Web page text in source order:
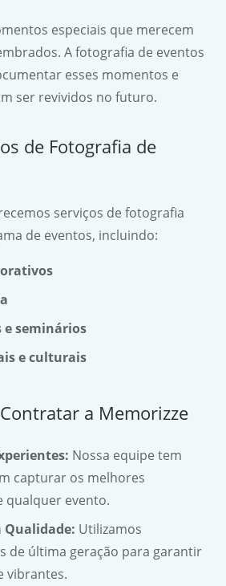
especiais que merecem
A fotografia de eventos
esses momentos e
ser revividos no futuro.
de Fotografia de
serviços de fotografia
de eventos, incluindo:
e seminários
e culturais
a Memorizze
Nossa equipe tem
capturar os melhores
qualquer evento.
Qualidade: Utilizamos
de última geração para garantir
vibrantes.